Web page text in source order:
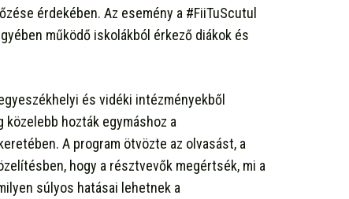
érdekében. Az esemény a #FiiTuScutul
működő iskolákból érkező diákok és
és vidéki intézményekből
hozták egymáshoz a
A program ötvözte az olvasást, a
hogy a résztvevők megértsék, mi a
súlyos hatásai lehetnek a